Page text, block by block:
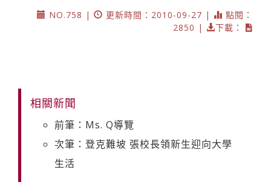
NO.758 |
更新時間：2010-09-27 |
點閱：
2850 |
下載：
相關新聞
前筆：Ms. Q導覽
次筆：登克難坡 張校長領新生迎向大學
生活